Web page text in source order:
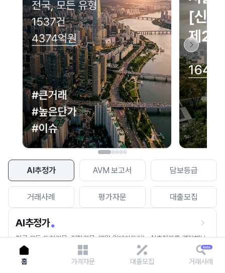
AI추정가 AVM 보고서 담보등급
거래사례 평가자문 대출모집
AI추정가
전국 모든 토지건물, 집합건물, 매월 업데이트되는 AI추정가를 경험해보
세요.
네이버 지도 연결 안내
현재 네이버 지도 연결이 원활하지 않아 지도를 불러올 수 없습니다.
이용에 불편을 드려 죄송합니다.
다시 시도
홈 가격자문 대출모집 거래사례